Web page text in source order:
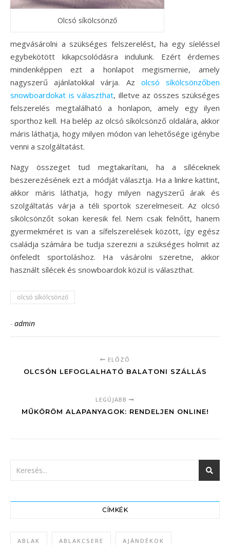
Olcsó síkölcsönző
megvásárolni a szükséges felszerelést, ha egy síeléssel
egybekötött kikapcsolódásra indulunk. Ezért érdemes
mindenképpen ezt a honlapot megismernie, amely
nagyszerű ajánlatokkal várja. Az olcsó síkölcsönzőben
snowboardokat is választhat, illetve az összes szükséges
felszerelés megtalálható a honlapon, amely egy ilyen
sporthoz kell. Ha belép az olcsó síkölcsönző oldalára, akkor
máris láthatja, hogy milyen módon van lehetősége igénybe
venni a szolgáltatást.
Nagy összeget tud megtakarítani, ha a síléceknek
beszerezésének ezt a módját választja. Ha a linkre kattint,
akkor máris láthatja, hogy milyen nagyszerű árak és
szolgáltatás várja a téli sportok szerelmeseit. Az olcsó
síkölcsönzőt sokan keresik fel. Nem csak felnőtt, hanem
gyermekméret is van a sífelszerelések között, így egész
családja számára be tudja szerezni a szükséges holmit az
önfeledt sportoláshoz. Ha vásárolni szeretne, akkor
használt sílécek és snowboardok közül is választhat.
olcsó síkölcsönző
- admin
ELŐZŐ
OLCSÓN LEFOGLALHATÓ BALATONI SZÁLLÁS
LEGÚJABB
MŰKÖRÖM ALAPANYAGOK: RENDELJEN ONLINE!
CÍMKÉK
ABLAK ABLAKCSERE AJÁNDÉKOK